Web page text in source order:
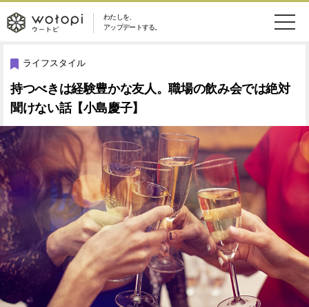
わたしを、
アップデートする。
wotopi
-
ウ
ー
ト
ピ
メ
ニ
ュ
ー
恋愛・結婚
美容・コスメ 妊娠・出産
健康 ワークスタイル
ライフスタイル ファッション
ソーシャル SDGs
アイテム
検
ウートピとは？
ライフスタイル
持つべきは経験豊かな友人。職場の飲み会では絶対
聞けない話【小島慶子】